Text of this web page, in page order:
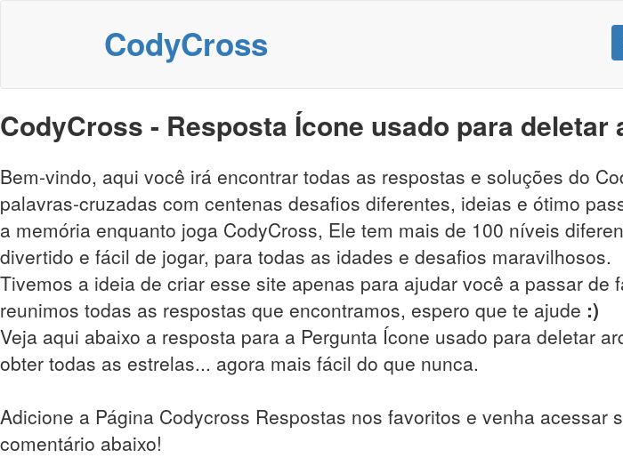
CodyCross
CodyCross - Resposta Ícone usado para
Bem-vindo, aqui você irá encontrar todas as respostas e soluções do
palavras-cruzadas com centenas desafios diferentes, ideias e ótimo
a memória enquanto joga CodyCross, Ele tem mais de 100 níveis
divertido e fácil de jogar, para todas as idades e desafios maravilhosos.
Tivemos a ideia de criar esse site apenas para ajudar você a passar
reunimos todas as respostas que encontramos, espero que te ajude :)
Veja aqui abaixo a resposta para a Pergunta Ícone usado para deletar
obter todas as estrelas... agora mais fácil do que nunca.
Adicione a Página Codycross Respostas nos favoritos e venha
comentário abaixo!